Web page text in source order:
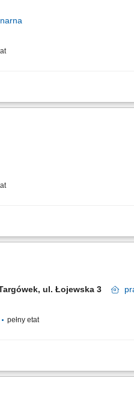
właściwą ekspozycję, ważenie i
do wędzenia, transport i
Targówek, ul. Łojewska 3
pełny etat
Profesjonalna obsługa